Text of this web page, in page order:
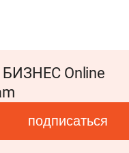
БИЗНЕС Online
подписаться